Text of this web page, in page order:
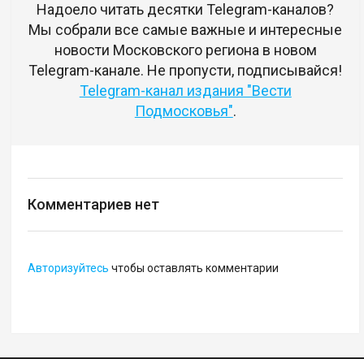
Надоело читать десятки Telegram-каналов?
Мы собрали все самые важные и интересные
новости Московского региона в новом
Telegram-канале. Не пропусти, подписывайся!
Telegram-канал издания "Вести
Подмосковья".
Комментариев нет
Авторизуйтесь чтобы оставлять комментарии